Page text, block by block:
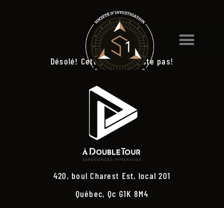
Désolé! Cette page n’existe pas!
420, boul Charest Est, local 201
Québec, Qc G1K 8M4